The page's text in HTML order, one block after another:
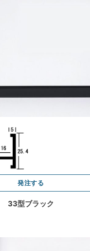
発注する
33型ブラック